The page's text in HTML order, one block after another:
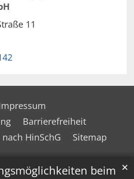
beim ✕
11
Barrierefreiheit
HinSchG
Sitemap